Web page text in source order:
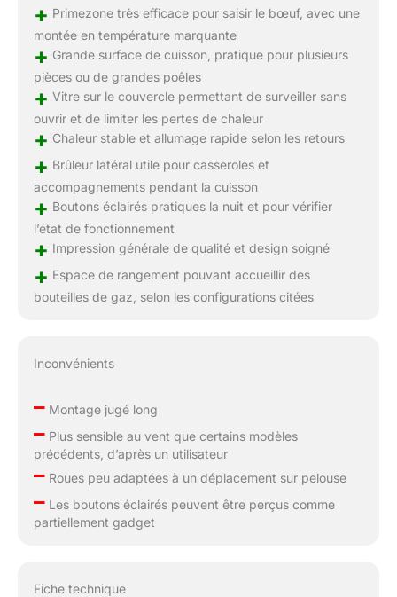
+ Primezone très efficace pour saisir le bœuf, avec une
montée en température marquante
+ Grande surface de cuisson, pratique pour plusieurs
pièces ou de grandes poêles
+ Vitre sur le couvercle permettant de surveiller sans
ouvrir et de limiter les pertes de chaleur
+ Chaleur stable et allumage rapide selon les retours
+ Brûleur latéral utile pour casseroles et
accompagnements pendant la cuisson
+ Boutons éclairés pratiques la nuit et pour vérifier
l’état de fonctionnement
+ Impression générale de qualité et design soigné
+ Espace de rangement pouvant accueillir des
bouteilles de gaz, selon les configurations citées
Inconvénients
–Montage jugé long
–Plus sensible au vent que certains modèles
précédents, d’après un utilisateur
–Roues peu adaptées à un déplacement sur pelouse
–Les boutons éclairés peuvent être perçus comme
partiellement gadget
Fiche technique